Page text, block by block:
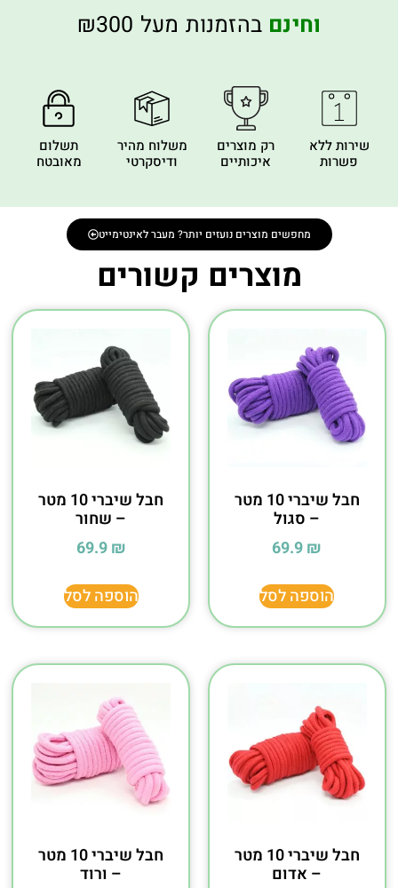
וחינם בהזמנות מעל ₪300
שירות ללא
פשרות
רק מוצרים
איכותיים
משלוח מהיר
ודיסקרטי
תשלום
מאובטח
מחפשים מוצרים נועזים יותר? מעבר לאינטימייט
מוצרים קשורים
חבל שיברי 10 מטר
– סגול
69.9₪
הוספה לסל
חבל שיברי 10 מטר
– שחור
69.9₪
הוספה לסל
חבל שיברי 10 מטר
– אדום
חבל שיברי 10 מטר
– ורוד